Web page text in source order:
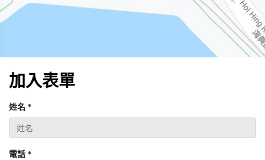
加入表單
姓名 *
電話 *